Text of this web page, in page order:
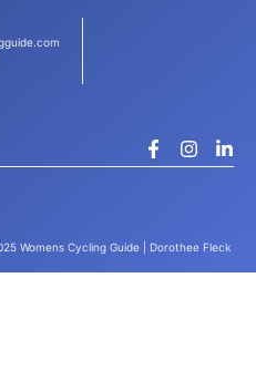
Womens Cycling Guide | Dorothee Fleck